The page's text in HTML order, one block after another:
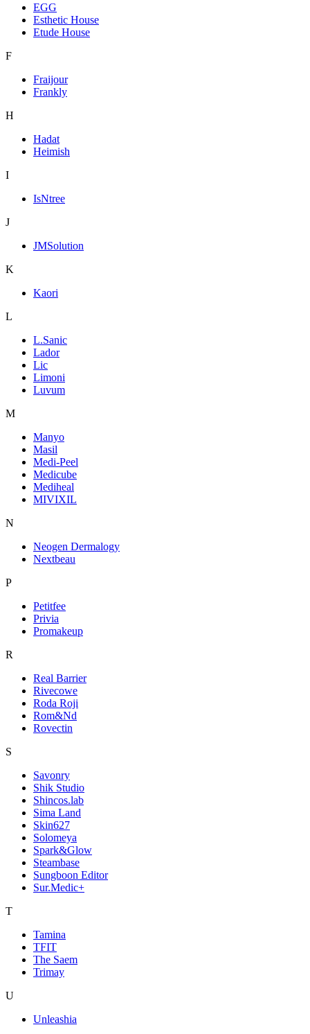
EGG
Esthetic House
Etude House
F
Fraijour
Frankly
H
Hadat
Heimish
I
IsNtree
J
JMSolution
K
Kaori
L
L.Sanic
Lador
Lic
Limoni
Luvum
M
Manyo
Masil
Medi-Peel
Medicube
Mediheal
MIVIXIL
N
Neogen Dermalogy
Nextbeau
P
Petitfee
Privia
Promakeup
R
Real Barrier
Rivecowe
Roda Roji
Rom&Nd
Rovectin
S
Savonry
Shik Studio
Shincos.lab
Sima Land
Skin627
Solomeya
Spark&Glow
Steambase
Sungboon Editor
Sur.Medic+
T
Tamina
TFIT
The Saem
Trimay
U
Unleashia